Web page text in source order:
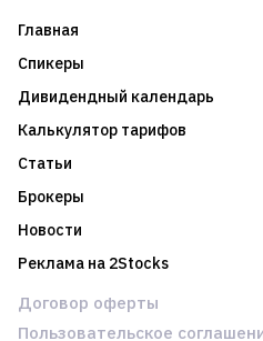
Главная
Спикеры
Дивидендный календарь
Калькулятор тарифов
Статьи
Брокеры
Новости
Реклама на 2Stocks
Договор оферты
Пользовательское